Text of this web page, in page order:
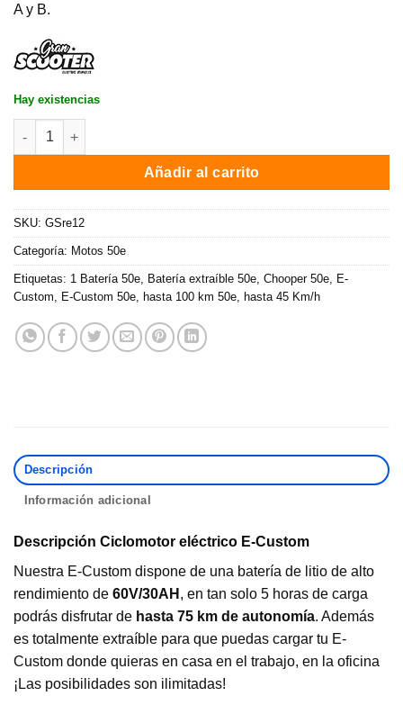
A y B.
Hay existencias
Moto eléctrica 50e E-Custom / 2000W / 75 km auton. / Negro
Añadir al carrito
SKU: GSre12
Categoría: Motos 50e
Etiquetas: 1 Batería 50e Batería extraíble 50e Chooper 50e
E-
Custom
E-Custom 50e hasta 100 km 50e hasta 45 Km/h
Descripción
Información adicional
Descripción Ciclomotor eléctrico E-Custom
Nuestra E-Custom dispone de una batería de litio de alto
rendimiento de 60V/30AH , en tan solo 5 horas de carga
podrás disfrutar de hasta 75 km de autonomía. Además
es totalmente extraíble para que puedas cargar tu E-
Custom donde quieras en casa en el trabajo, en la oficina
¡Las posibilidades son ilimitadas!